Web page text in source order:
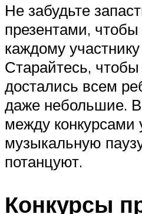
Не забудьте
презентами, чтобы
каждому участнику
Старайтесь,
достались всем
даже небольшие.
между конкурсами
музыкальную
потанцуют.
Конкурсы